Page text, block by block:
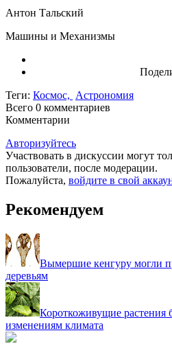
Антон Тальский
Машины и Механизмы
Теги: Космос, Астрономия
Всего 0 комментариев
Комментарии
Авторизуйтесь
Участвовать в дискуссии могут
пользователи, после модерации.
Пожалуйста, войдите в свой
Рекомендуем
Вымершие кенгуру могли
деревьям
Короткоживущие растения
изменениям климата